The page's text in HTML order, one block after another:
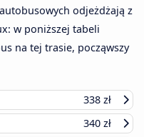
odjeżdżają z
w poniższej tabeli
na tej trasie, począwszy
338 zł
340 zł